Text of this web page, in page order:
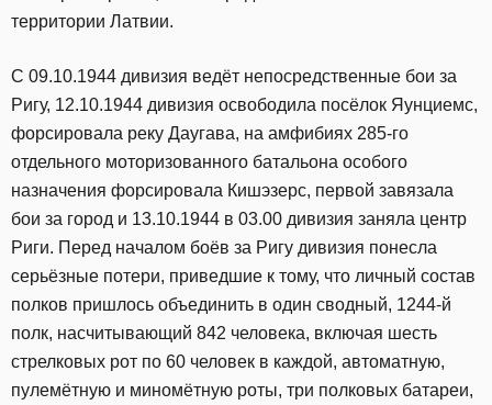
территории Латвии.
C 09.10.1944 дивизия ведёт непосредственные бои за
Ригу, 12.10.1944 дивизия освободила посёлок Яунциемс,
форсировала реку Даугава, на амфибиях 285-го
отдельного моторизованного батальона особого
назначения форсировала Кишэзерс, первой завязала
бои за город и 13.10.1944 в 03.00 дивизия заняла центр
Риги. Перед началом боёв за Ригу дивизия понесла
серьёзные потери, приведшие к тому, что личный состав
полков пришлось объединить в один сводный, 1244-й
полк, насчитывающий 842 человека, включая шесть
стрелковых рот по 60 человек в каждой, автоматную,
пулемётную и миномётную роты, три полковых батареи,